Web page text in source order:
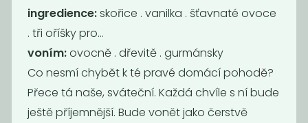
ingredience:skořice . vanilka . šťavnaté ovoce
. tři oříšky pro…
voním:ovocně . dřevitě . gurmánsky
Co nesmí chybět k té pravé domácí pohodě?
Přece tá naše, sváteční. Každá chvíle s ní bude
ještě příjemnější. Bude vonět jako čerstvě